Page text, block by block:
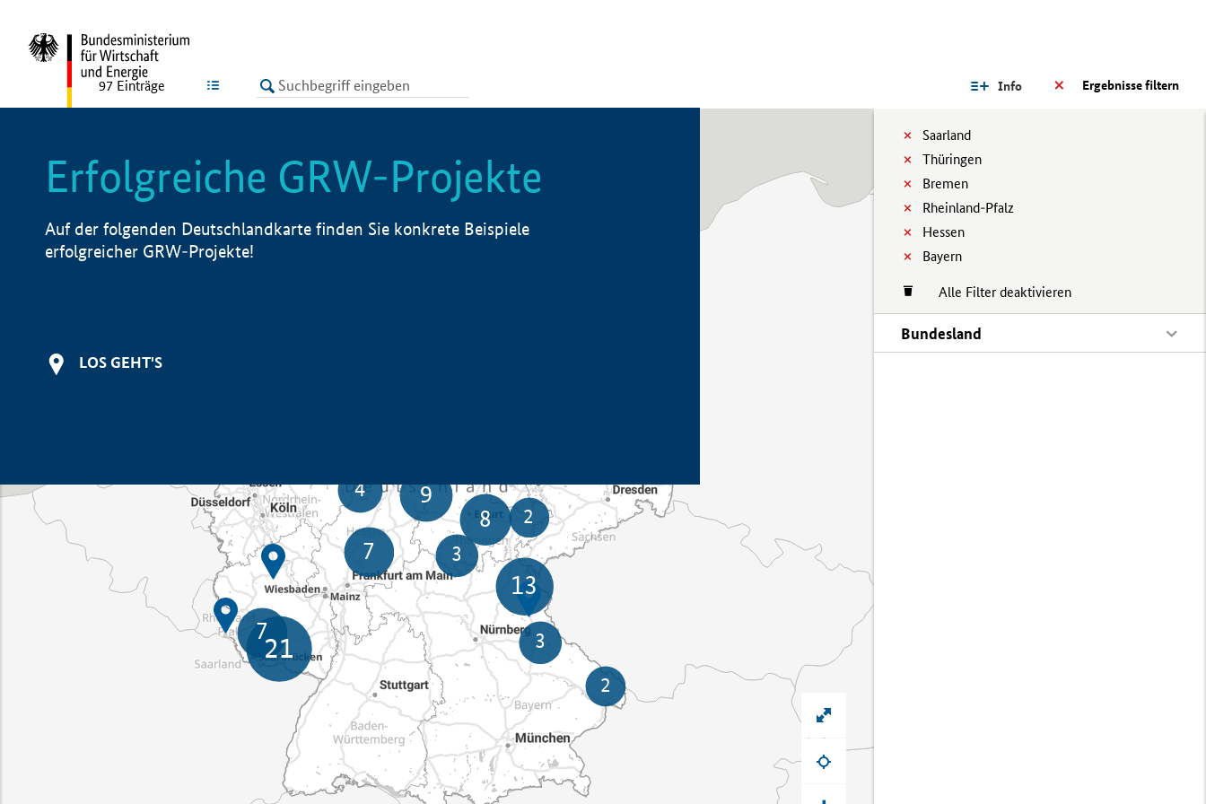
LISTE Ergebnisse filtern
Info
Saarland
Thüringen
Bremen
Rheinland-Pfalz
Hessen
Bayern
Alle Filter deaktivieren
Bundesland
97 Einträge
Erfolgreiche GRW-Projekte
Auf der folgenden Deutschlandkarte finden Sie konkrete Beispiele
erfolgreicher GRW-Projekte!
LOS GEHT'S